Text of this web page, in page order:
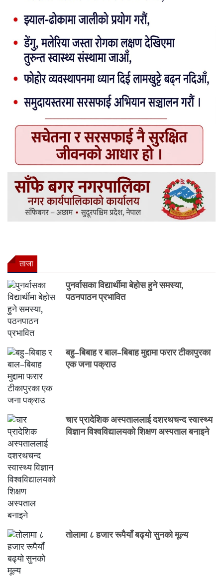
ताजा
पुनर्वासका विद्यार्थीमा बेहोस हुने समस्या,
पठनपाठन प्रभावित
बहु–बिबाह र बाल–बिबाह मुद्दामा फरार टीकापुरका
एक जना पक्राउ
चार प्रादेशिक अस्पताललाई दशरथचन्द स्वास्थ्य
विज्ञान विश्वविद्यालयको शिक्षण अस्पताल बनाइने
तोलामा ८ हजार रूपैयाँ बढ्यो सुनको मूल्य